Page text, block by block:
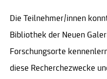
Die Teilnehmer/innen
Bibliothek der Neuen
Forschungsorte
diese Recherchezwecke